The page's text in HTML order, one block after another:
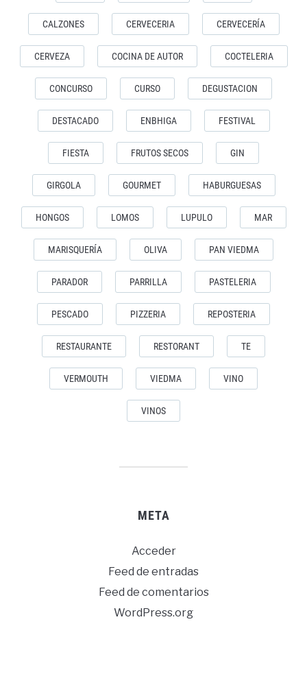
CALZONES CERVECERIA CERVECERÍA
CERVEZA COCINA DE AUTOR COCTELERIA
CONCURSO CURSO DEGUSTACION
DESTACADO ENBHIGA FESTIVAL
FIESTA FRUTOS SECOS GIN
GIRGOLA GOURMET HABURGUESAS
HONGOS LOMOS LUPULO MAR
MARISQUERÍA OLIVA PAN VIEDMA
PARADOR PARRILLA PASTELERIA
PESCADO PIZZERIA REPOSTERIA
RESTAURANTE RESTORANT TE
VERMOUTH VIEDMA VINO
VINOS
META
Acceder
Feed de entradas
Feed de comentarios
WordPress.org